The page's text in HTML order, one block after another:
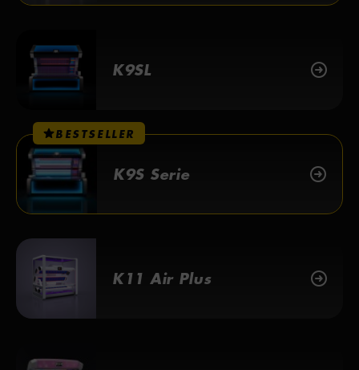
K9SL
BESTSELLER
K9S Serie
K11 Air Plus